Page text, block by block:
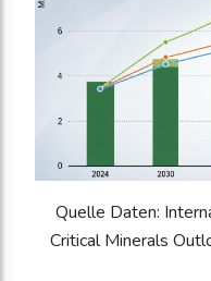
Quelle Daten:
Critical Minerals